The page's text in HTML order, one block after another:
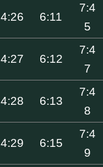
4:26 6:11
7:4
5
4:27 6:12
7:4
7
4:28 6:13
7:4
8
4:29 6:15
7:4
9